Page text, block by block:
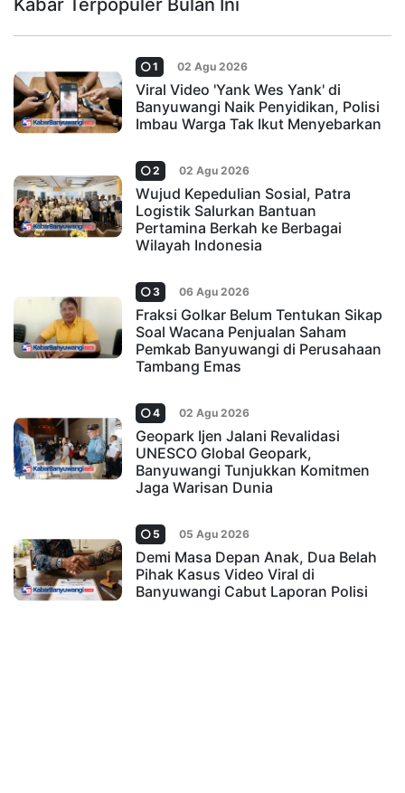
Kabar Terpopuler Bulan Ini
1 02 Agu 2026
Viral Video 'Yank Wes Yank' di
Banyuwangi Naik Penyidikan, Polisi
Imbau Warga Tak Ikut Menyebarkan
2 02 Agu 2026
Wujud Kepedulian Sosial, Patra
Logistik Salurkan Bantuan
Pertamina Berkah ke Berbagai
Wilayah Indonesia
3 06 Agu 2026
Fraksi Golkar Belum Tentukan Sikap
Soal Wacana Penjualan Saham
Pemkab Banyuwangi di Perusahaan
Tambang Emas
4 02 Agu 2026
Geopark Ijen Jalani Revalidasi
UNESCO Global Geopark,
Banyuwangi Tunjukkan Komitmen
Jaga Warisan Dunia
5 05 Agu 2026
Demi Masa Depan Anak, Dua Belah
Pihak Kasus Video Viral di
Banyuwangi Cabut Laporan Polisi